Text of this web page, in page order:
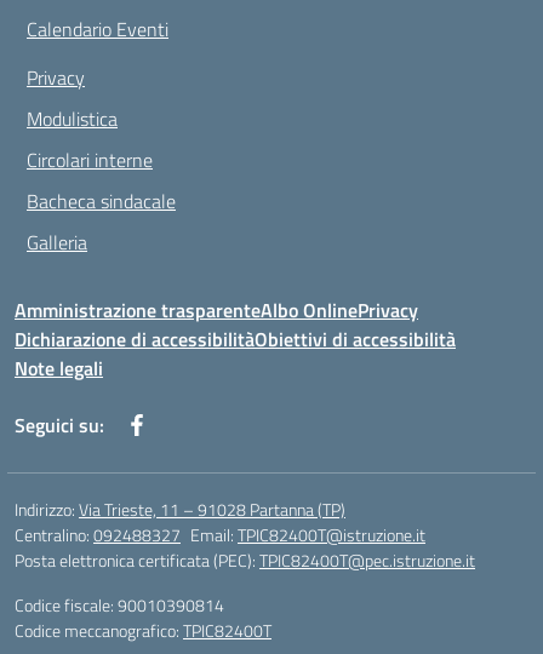
Calendario Eventi
Privacy
Modulistica
Circolari interne
Bacheca sindacale
Galleria
Amministrazione trasparenteAlbo OnlinePrivacy
Dichiarazione di accessibilitàObiettivi di accessibilità
Note legali
Seguici su:
Indirizzo:Via Trieste, 11 – 91028 Partanna (TP)
Centralino:092488327 Email:TPIC82400T@istruzione.it
Posta elettronica certificata (PEC):TPIC82400T@pec.istruzione.it
Codice fiscale: 90010390814
Codice meccanografico:TPIC82400T